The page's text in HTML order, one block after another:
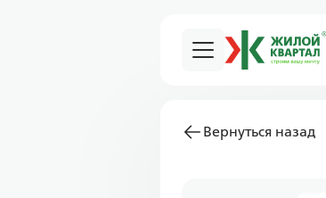
Вернуться назад